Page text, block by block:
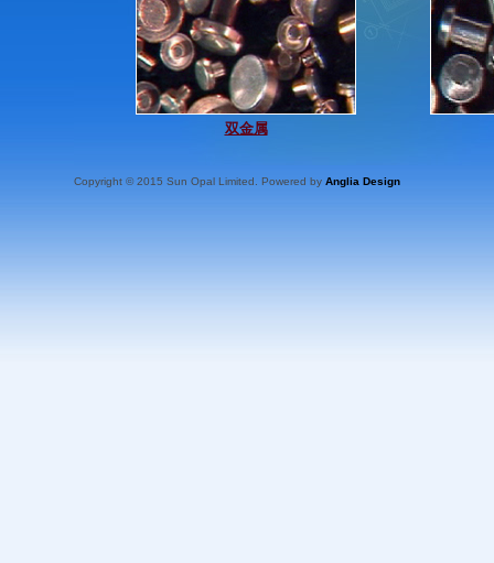
双金属
Copyright © 2015 Sun Opal Limited. Powered by Anglia Design